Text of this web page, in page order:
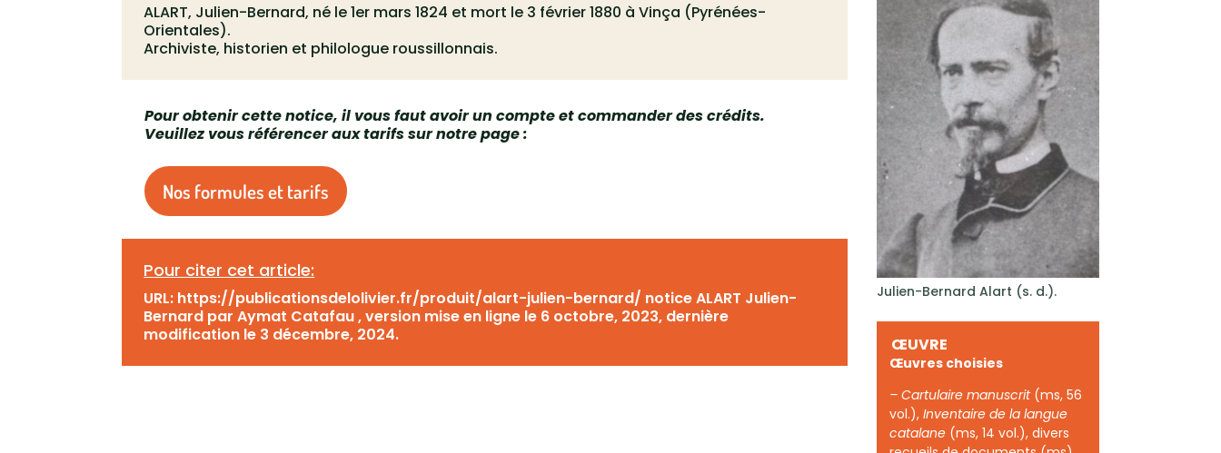
ALART, Julien-Bernard, né le 1er mars 1824 et mort le 3 février 1880 à Vinça (Pyrénées-
Orientales).
Archiviste, historien et philologue roussillonnais.
Pour obtenir cette notice, il vous faut avoir un compte et commander des crédits.
Veuillez vous référencer aux tarifs sur notre page :
Nos formules et tarifs
Pour citer cet article:
URL: https://publicationsdelolivier.fr/produit/alart-julien-bernard/ notice ALART Julien-
Bernard par Aymat Catafau , version mise en ligne le 6 octobre, 2023, dernière
modification le 3 décembre, 2024.
Julien-Bernard Alart (s. d.).
ŒUVRE
Œuvres choisies
– Cartulaire manuscrit (ms, 56
vol.), Inventaire de la langue
catalane (ms, 14 vol.), divers